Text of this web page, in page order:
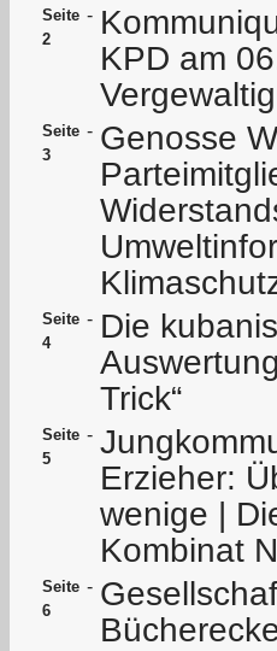
Seite
2
-
KPD am
Seite
3
- Genosse
Seite
4
- Die
Trick“
Seite
5
-
Erzieher:
wenige |
Kombinat
Seite
6
-